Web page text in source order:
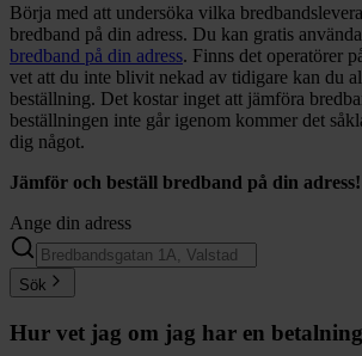
Börja med att undersöka vilka
bredband på din adress. Du kan gratis
bredband på din adress. Finns det operatörer
vet att du inte blivit nekad av tidigare kan du
beställning. Det kostar inget att jämföra
beställningen inte går igenom kommer det
dig något.
Jämför och beställ bredband på din adress!
Ange din adress
Sök
Hur vet jag om jag har en